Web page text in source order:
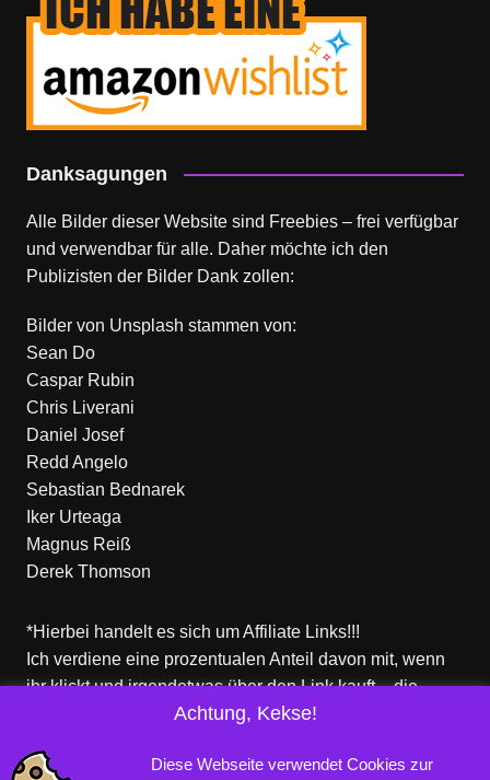
Danksagungen
Alle Bilder dieser Website sind Freebies – frei verfügbar
und verwendbar für alle. Daher möchte ich den
Publizisten der Bilder Dank zollen:
Bilder von Unsplash stammen von:
Sean Do
Caspar Rubin
Chris Liverani
Daniel Josef
Redd Angelo
Sebastian Bednarek
Iker Urteaga
Magnus Reiß
Derek Thomson
*Hierbei handelt es sich um Affiliate Links!!!
Ich verdiene eine prozentualen Anteil davon mit, wenn
ihr klickt und irgendetwas über den Link kauft – die
Produkte dort sind aber nicht von mir!
Achtung, Kekse!
Diese Webseite verwendet Cookies zur